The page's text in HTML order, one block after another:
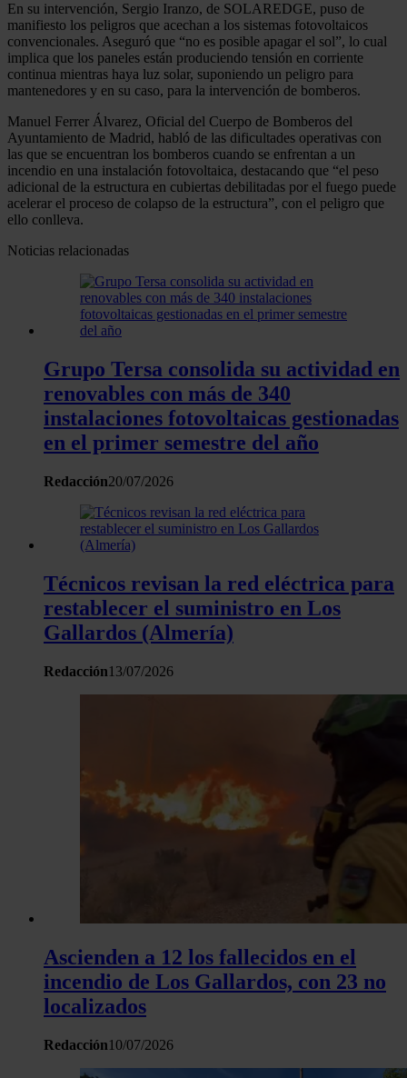
En su intervención, Sergio Iranzo, de SOLAREDGE, puso de
manifiesto los peligros que acechan a los sistemas fotovoltaicos
convencionales. Aseguró que “no es posible apagar el sol”, lo cual
implica que los paneles están produciendo tensión en corriente
continua mientras haya luz solar, suponiendo un peligro para
mantenedores y en su caso, para la intervención de bomberos.
Manuel Ferrer Álvarez, Oficial del Cuerpo de Bomberos del
Ayuntamiento de Madrid, habló de las dificultades operativas con
las que se encuentran los bomberos cuando se enfrentan a un
incendio en una instalación fotovoltaica, destacando que “el peso
adicional de la estructura en cubiertas debilitadas por el fuego puede
acelerar el proceso de colapso de la estructura”, con el peligro que
ello conlleva.
Noticias relacionadas
Grupo Tersa consolida su actividad en
renovables con más de 340
instalaciones fotovoltaicas gestionadas
en el primer semestre del año
Redacción20/07/2026
Técnicos revisan la red eléctrica para
restablecer el suministro en Los
Gallardos (Almería)
Redacción13/07/2026
Ascienden a 12 los fallecidos en el
incendio de Los Gallardos, con 23 no
localizados
Redacción10/07/2026